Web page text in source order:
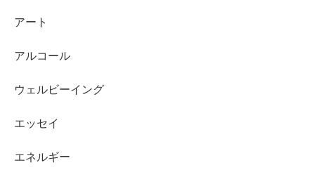
アート
アルコール
ウェルビーイング
エッセイ
エネルギー